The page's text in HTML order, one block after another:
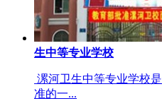
生中等专业学校
漯河卫生中等专业学校
准的一...